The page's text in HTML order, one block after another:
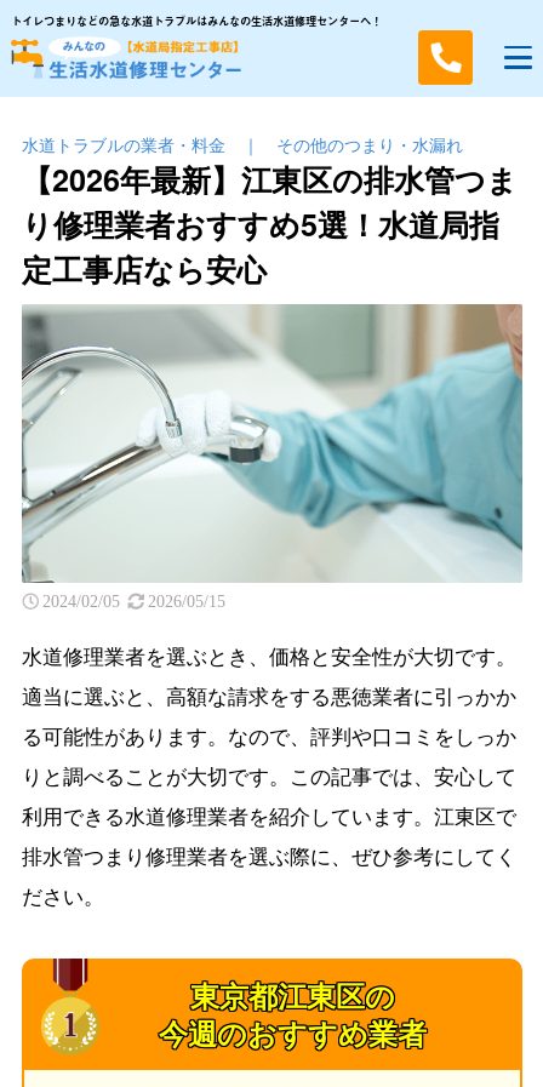
トイレつまりなどの急な水道トラブルはみんなの生活水道修理センターへ！
水道トラブルの業者・料金 ｜ その他のつまり・⽔漏れ
【2026年最新】江東区の排水管つま
り修理業者おすすめ5選！水道局指
定工事店なら安心
2024/02/05 2026/05/15
水道修理業者を選ぶとき、価格と安全性が大切です。
適当に選ぶと、高額な請求をする悪徳業者に引っかか
る可能性があります。なので、評判や口コミをしっか
りと調べることが大切です。この記事では、安心して
利用できる水道修理業者を紹介しています。江東区で
排水管つまり修理業者を選ぶ際に、ぜひ参考にしてく
ださい。
東京都江東区の
今週のおすすめ業者